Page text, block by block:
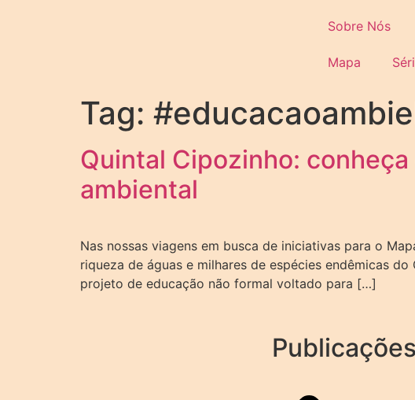
Sobre Nós
Mapa
Tag:
Quintal Cipozinho:
ambiental
Nas nossas viagens em busca de iniciativas para o
riqueza de águas e milhares de espécies endêmicas
projeto de educação não formal voltado para […]
Publicações